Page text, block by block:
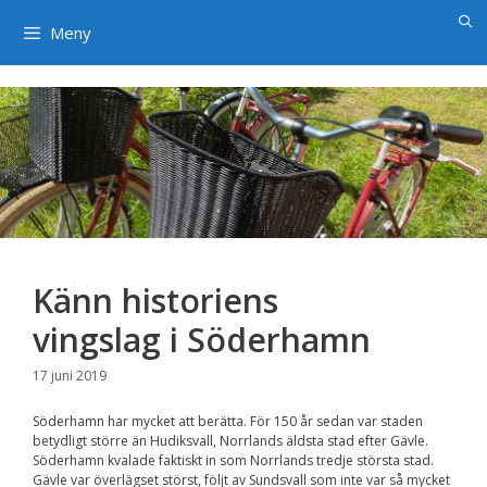
Meny
Känn historiens
vingslag i Söderhamn
17 juni 2019
Söderhamn har mycket att berätta. För 150 år sedan var staden
betydligt större än Hudiksvall, Norrlands äldsta stad efter Gävle.
Söderhamn kvalade faktiskt in som Norrlands tredje största stad.
Gävle var överlägset störst, följt av Sundsvall som inte var så mycket
×